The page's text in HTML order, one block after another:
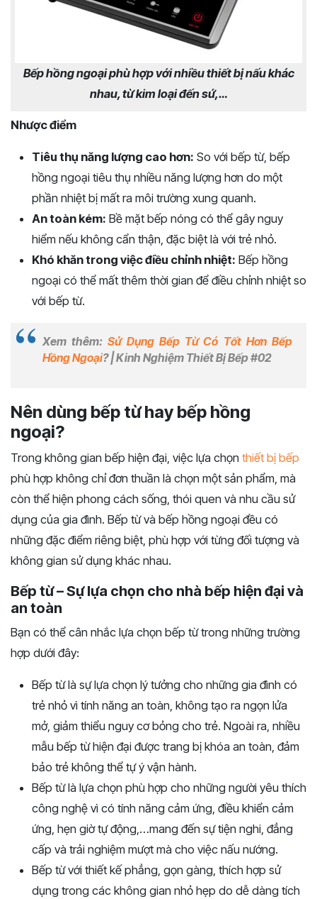
Bếp hồng ngoại phù hợp với nhiều thiết bị nấu khác
nhau, từ kim loại đến sứ,…
Nhược điểm
Tiêu thụ năng lượng cao hơn: So với bếp từ, bếp
hồng ngoại tiêu thụ nhiều năng lượng hơn do một
phần nhiệt bị mất ra môi trường xung quanh.
An toàn kém: Bề mặt bếp nóng có thể gây nguy
hiểm nếu không cẩn thận, đặc biệt là với trẻ nhỏ.
Khó khăn trong việc điều chỉnh nhiệt: Bếp hồng
ngoại có thể mất thêm thời gian để điều chỉnh nhiệt so
với bếp từ.
Xem thêm:Sử Dụng Bếp Từ Có Tốt Hơn Bếp
Hồng Ngoại? | Kinh Nghiệm Thiết Bị Bếp #02
Nên dùng bếp từ hay bếp hồng
ngoại?
Trong không gian bếp hiện đại, việc lựa chọn thiết bị bếp
phù hợp không chỉ đơn thuần là chọn một sản phẩm, mà
còn thể hiện phong cách sống, thói quen và nhu cầu sử
dụng của gia đình. Bếp từ và bếp hồng ngoại đều có
những đặc điểm riêng biệt, phù hợp với từng đối tượng và
không gian sử dụng khác nhau.
Bếp từ – Sự lựa chọn cho nhà bếp hiện đại và
an toàn
Bạn có thể cân nhắc lựa chọn bếp từ trong những trường
hợp dưới đây:
Bếp từ là sự lựa chọn lý tưởng cho những gia đình có
trẻ nhỏ vì tính năng an toàn, không tạo ra ngọn lửa
mở, giảm thiểu nguy cơ bỏng cho trẻ. Ngoài ra, nhiều
mẫu bếp từ hiện đại được trang bị khóa an toàn, đảm
bảo trẻ không thể tự ý vận hành.
Bếp từ là lựa chọn phù hợp cho những người yêu thích
công nghệ vì có tính năng cảm ứng, điều khiển cảm
ứng, hẹn giờ tự động,…mang đến sự tiện nghi, đẳng
cấp và trải nghiệm mượt mà cho việc nấu nướng.
Bếp từ với thiết kế phẳng, gọn gàng, thích hợp sử
dụng trong các không gian nhỏ hẹp do dễ dàng tích